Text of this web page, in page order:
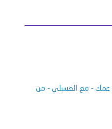
- مع العسيلي - من